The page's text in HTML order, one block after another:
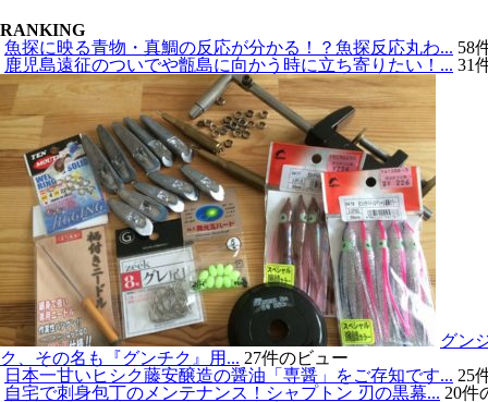
RANKING
魚探に映る青物・真鯛の反応が分かる！？魚探反応丸わ... 58
鹿児島遠征のついでや甑島に向かう時に立ち寄りたい！... 31
グン
ク、その名も『グンチク』用... 27件のビュー
日本一甘いヒシク藤安醸造の醤油「専醤」をご存知です... 25
自宅で刺身包丁のメンテナンス！シャプトン 刃の黒幕... 20件